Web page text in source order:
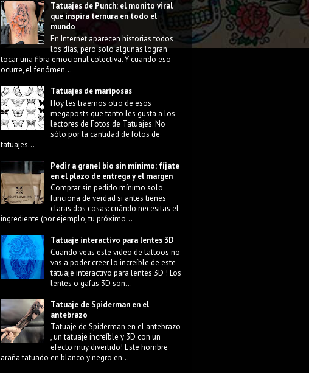
Tatuajes de Punch: el monito viral
que inspira ternura en todo el
mundo
En Internet aparecen historias todos
los días, pero solo algunas logran
tocar una fibra emocional colectiva. Y cuando eso
ocurre, el fenómen...
Tatuajes de mariposas
Hoy les traemos otro de esos
megaposts que tanto les gusta a los
lectores de Fotos de Tatuajes. No
sólo por la cantidad de fotos de
tatuajes...
Pedir a granel bio sin mínimo: fíjate
en el plazo de entrega y el margen
Comprar sin pedido mínimo solo
funciona de verdad si antes tienes
claras dos cosas: cuándo necesitas el
ingrediente (por ejemplo, tu próximo...
Tatuaje interactivo para lentes 3D
Cuando veas este video de tattoos no
vas a poder creer lo increíble de este
tatuaje interactivo para lentes 3D ! Los
lentes o gafas 3D son...
Tatuaje de Spiderman en el
antebrazo
Tatuaje de Spiderman en el antebrazo
, un tatuaje increíble y 3D con un
efecto muy divertido! Este hombre
araña tatuado en blanco y negro en...